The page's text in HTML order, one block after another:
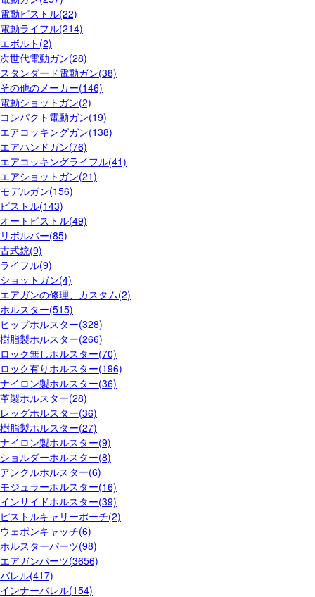
電動ピストル(22)
電動ライフル(214)
エボルト(2)
次世代電動ガン(28)
スタンダード電動ガン(38)
その他のメーカー(146)
電動ショットガン(2)
コンパクト電動ガン(19)
エアコッキングガン(138)
エアハンドガン(76)
エアコッキングライフル(41)
エアショットガン(21)
モデルガン(156)
ピストル(143)
オートピストル(49)
リボルバー(85)
古式銃(9)
ライフル(9)
ショットガン(4)
エアガンの修理、カスタム(2)
ホルスター(515)
ヒップホルスター(328)
樹脂製ホルスター(266)
ロック無しホルスター(70)
ロック有りホルスター(196)
ナイロン製ホルスター(36)
革製ホルスター(28)
レッグホルスター(36)
樹脂製ホルスター(27)
ナイロン製ホルスター(9)
ショルダーホルスター(8)
アンクルホルスター(6)
モジュラーホルスター(16)
インサイドホルスター(39)
ピストルキャリーポーチ(2)
ウェポンキャッチ(6)
ホルスターパーツ(98)
エアガンパーツ(3656)
バレル(417)
インナーバレル(154)